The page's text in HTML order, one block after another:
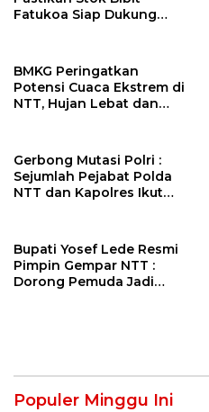
Fatukoa Siap Dukung
BMKG Peringatkan
Potensi Cuaca Ekstrem di
NTT, Hujan Lebat dan
Gerbong Mutasi Polri :
Sejumlah Pejabat Polda
NTT dan Kapolres Ikut
Bupati Yosef Lede Resmi
Pimpin Gempar NTT :
Dorong Pemuda Jadi
Populer Minggu Ini